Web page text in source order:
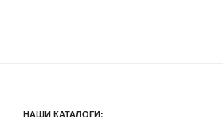
НАШИ КАТАЛОГИ: